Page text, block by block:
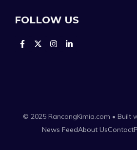
FOLLOW US
© 2025 RancangKimia.com • Built
News FeedAbout UsContact